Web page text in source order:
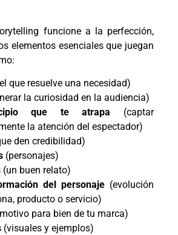
funcione a la perfección,
elementos esenciales que juegan
que resuelve una necesidad)
la curiosidad en la audiencia)
que te atrapa (captar
la atención del espectador)
den credibilidad)
(personajes)
(un buen relato)
del personaje (evolución
producto o servicio)
para bien de tu marca)
(visuales y ejemplos)